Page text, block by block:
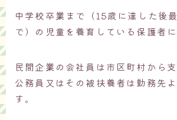
中学校卒業まで（15歳に達した後
で）の児童を養育している保護者に
民間企業の会社員は市区町村から支
公務員又はその被扶養者は勤務先
す。